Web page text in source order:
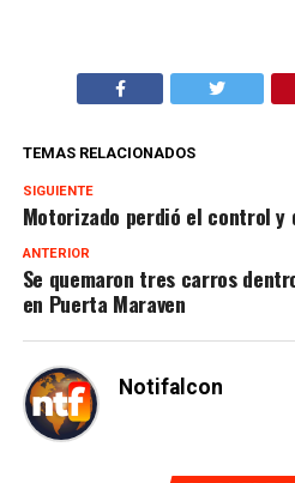
TEMAS RELACIONADOS
SIGUIENTE
Motorizado perdió el control y
ANTERIOR
Se quemaron tres carros
en Puerta Maraven
Notifalcon